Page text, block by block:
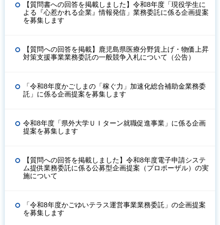
【質問書への回答を掲載しました】令和8年度「現役学生に
よる『心惹かれる企業』情報発信」業務委託に係る企画提案
を募集します
【質問への回答を掲載】鹿児島県医療分野賃上げ・物価上昇
対策支援事業業務委託の一般競争入札について（公告）
「令和8年度かごしまの「稼ぐ力」加速化総合補助金業務委
託」に係る企画提案を募集します
令和8年度「県外大学ＵＩターン就職促進事業」に係る企画
提案を募集します
【質問への回答を掲載しました】令和8年度電子申請システ
ム提供業務委託に係る公募型企画提案（プロポーザル）の実
施について
「令和8年度かごゆいテラス運営事業業務委託」の企画提案
を募集します